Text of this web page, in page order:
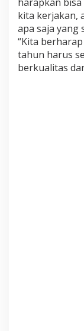
kita kerjakan,
apa saja yang
“Kita
tahun harus
berkualitas